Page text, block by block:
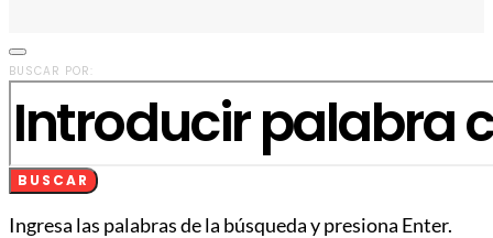
BUSCAR POR:
BUSCAR
Ingresa las palabras de la búsqueda y presiona Enter.